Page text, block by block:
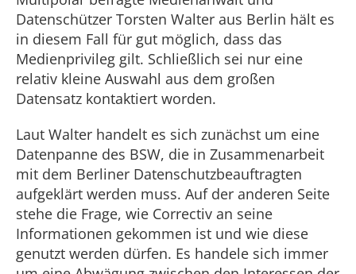
Datenschützer Torsten Walter aus Berlin hält es
in diesem Fall für gut möglich, dass das
Medienprivileg gilt. Schließlich sei nur eine
relativ kleine Auswahl aus dem großen
Datensatz kontaktiert worden.
Laut Walter handelt es sich zunächst um eine
Datenpanne des BSW, die in Zusammenarbeit
mit dem Berliner Datenschutzbeauftragten
aufgeklärt werden muss. Auf der anderen Seite
stehe die Frage, wie Correctiv an seine
Informationen gekommen ist und wie diese
genutzt werden dürfen. Es handele sich immer